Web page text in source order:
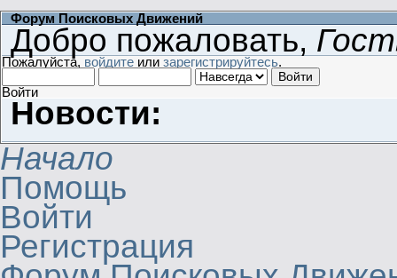
Форум Поисковых Движений
Добро пожаловать,
Пожалуйста, войдите или зарегистрируйтесь.
Войти
Новости:
Начало
Помощь
Войти
Регистрация